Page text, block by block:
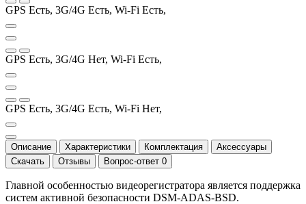
GPS Есть, 3G/4G Есть, Wi-Fi Есть,
GPS Есть, 3G/4G Нет, Wi-Fi Есть,
GPS Есть, 3G/4G Есть, Wi-Fi Нет,
Описание Характеристики Комплектация
Аксессуары
Скачать
Отзывы Вопрос-ответ 0
Главной особенностью видеорегистратора является поддержка
систем активной безопасности DSM-ADAS-BSD.